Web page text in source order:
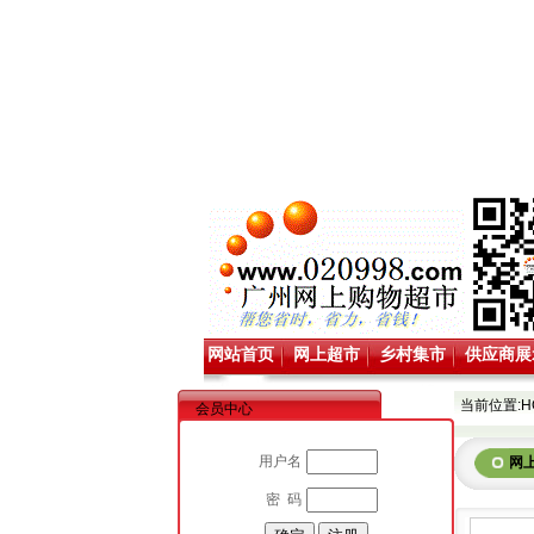
网站首页 网上超市 乡村集市 供应商
会员中心
用户名
密 码
当前位置:
网